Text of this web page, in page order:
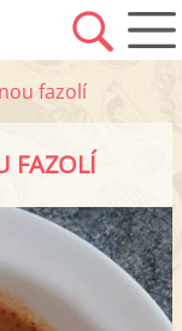
fazolí
FAZOLÍ